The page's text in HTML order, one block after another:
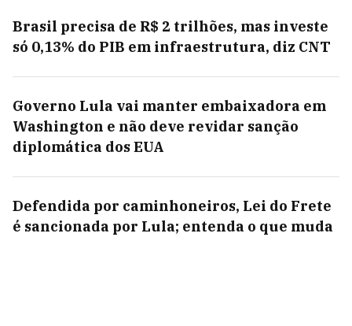
Brasil precisa de R$ 2 trilhões, mas investe
só 0,13% do PIB em infraestrutura, diz CNT
Governo Lula vai manter embaixadora em
Washington e não deve revidar sanção
diplomática dos EUA
Defendida por caminhoneiros, Lei do Frete
é sancionada por Lula; entenda o que muda